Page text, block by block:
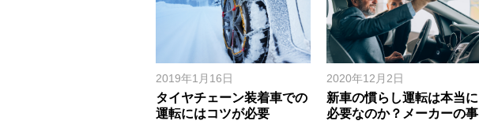
2019年1月16日
タイヤチェーン装着車での
運転にはコツが必要
2020年12月2日
新車の慣らし運転は本当に
必要なのか？メーカーの事